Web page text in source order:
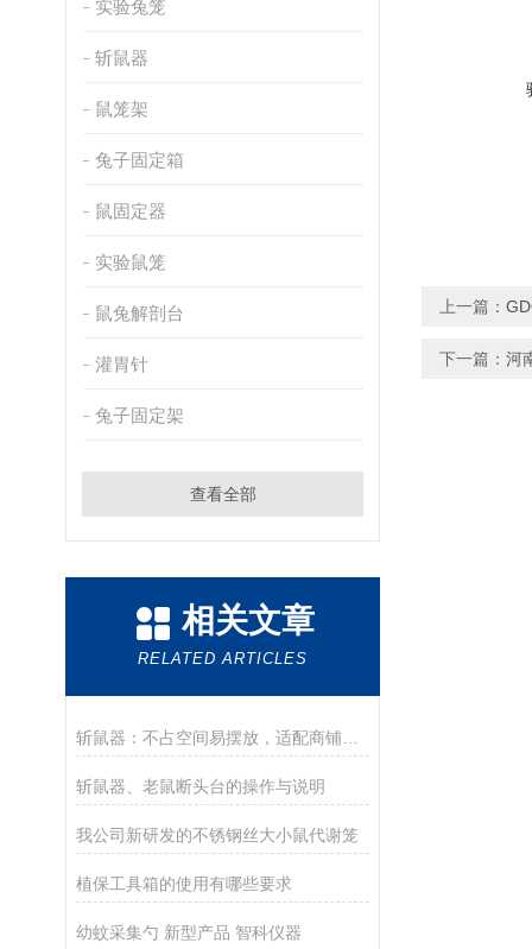
实验兔笼
斩鼠器
鼠笼架
兔子固定箱
鼠固定器
实验鼠笼
鼠兔解剖台
灌胃针
兔子固定架
查看全部
相关文章
RELATED ARTICLES
斩鼠器：不占空间易摆放，适配商铺便利店灭鼠需求
斩鼠器、老鼠断头台的操作与说明
我公司新研发的不锈钢丝大小鼠代谢笼
植保工具箱的使用有哪些要求
幼蚊采集勺 新型产品 智科仪器
上一篇：
下一篇： 河